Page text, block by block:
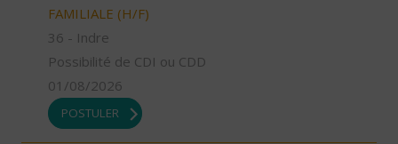
FAMILIALE (H/F)
36 - Indre
Possibilité de CDI ou CDD
01/08/2026
POSTULER